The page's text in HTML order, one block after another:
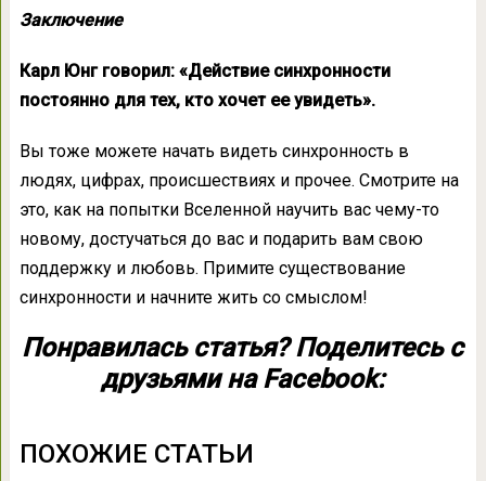
Заключение
Карл Юнг говорил: «Действие синхронности
постоянно для тех, кто хочет ее увидеть».
Вы тоже можете начать видеть синхронность в
людях, цифрах, происшествиях и прочее. Смотрите на
это, как на попытки Вселенной научить вас чему-то
новому, достучаться до вас и подарить вам свою
поддержку и любовь. Примите существование
синхронности и начните жить со смыслом!
Понравилась статья? Поделитесь с
друзьями на Facebook:
ПОХОЖИЕ СТАТЬИ